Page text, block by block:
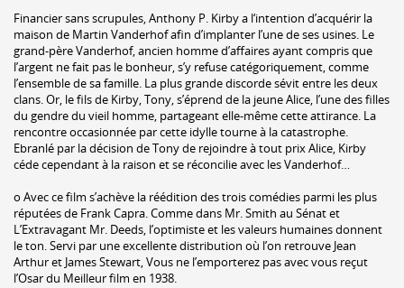
Financier sans scrupules, Anthony P. Kirby a l‘intention d’acquérir la
maison de Martin Vanderhof afin d’implanter l’une de ses usines. Le
grand-père Vanderhof, ancien homme d’affaires ayant compris que
l’argent ne fait pas le bonheur, s’y refuse catégoriquement, comme
l’ensemble de sa famille. La plus grande discorde sévit entre les deux
clans. Or, le fils de Kirby, Tony, s’éprend de la jeune Alice, l’une des filles
du gendre du vieil homme, partageant elle-même cette attirance. La
rencontre occasionnée par cette idylle tourne à la catastrophe.
Ebranlé par la décision de Tony de rejoindre à tout prix Alice, Kirby
céde cependant à la raison et se réconcilie avec les Vanderhof…
o Avec ce film s’achève la réédition des trois comédies parmi les plus
réputées de Frank Capra. Comme dans Mr. Smith au Sénat et
L’Extravagant Mr. Deeds, l’optimiste et les valeurs humaines donnent
le ton. Servi par une excellente distribution où l’on retrouve Jean
Arthur et James Stewart, Vous ne l’emporterez pas avec vous reçut
l’Osar du Meilleur film en 1938.